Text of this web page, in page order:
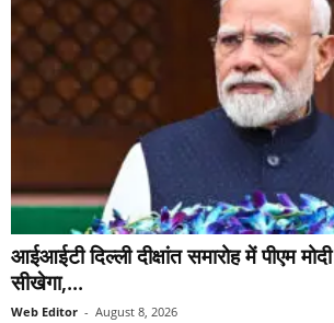
आईआईटी दिल्ली दीक्षांत समारोह में पीएम
सीखेगा,...
Web Editor - August 8, 2026